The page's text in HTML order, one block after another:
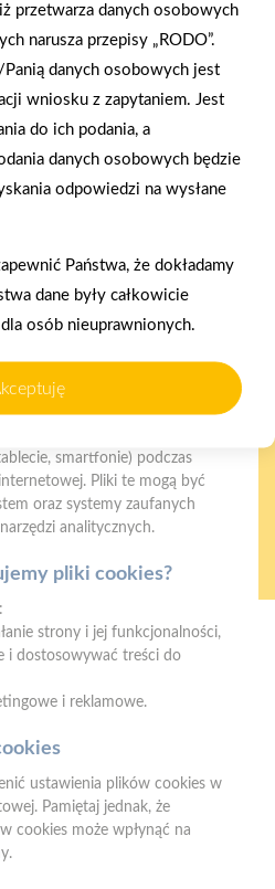
Zakupy w systemie
Zakupy
07-200 Wyszków
382960652
przetwarza danych osobowych
narusza przepisy „RODO”.
Panią danych osobowych jest
wniosku z zapytaniem. Jest
do ich podania, a
danych osobowych będzie
odpowiedzi na wysłane
Państwa, że dokładamy
dane były całkowicie
osób nieuprawnionych.
pliki cookies w celu
strony, poprawy komfortu
smartfonie) podczas
Pliki te mogą być
oraz systemy zaufanych
analitycznych.
pliki cookies?
strony i jej funkcjonalności,
i dostosowywać treści do
i reklamowe.
ustawienia plików cookies w
Pamiętaj jednak, że
cookies może wpłynąć na